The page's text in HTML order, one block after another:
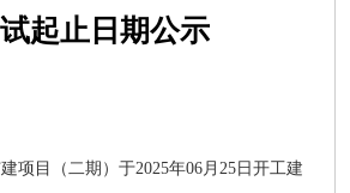
起止日期公示
项目（二期）于2025年06月 25 日开工建